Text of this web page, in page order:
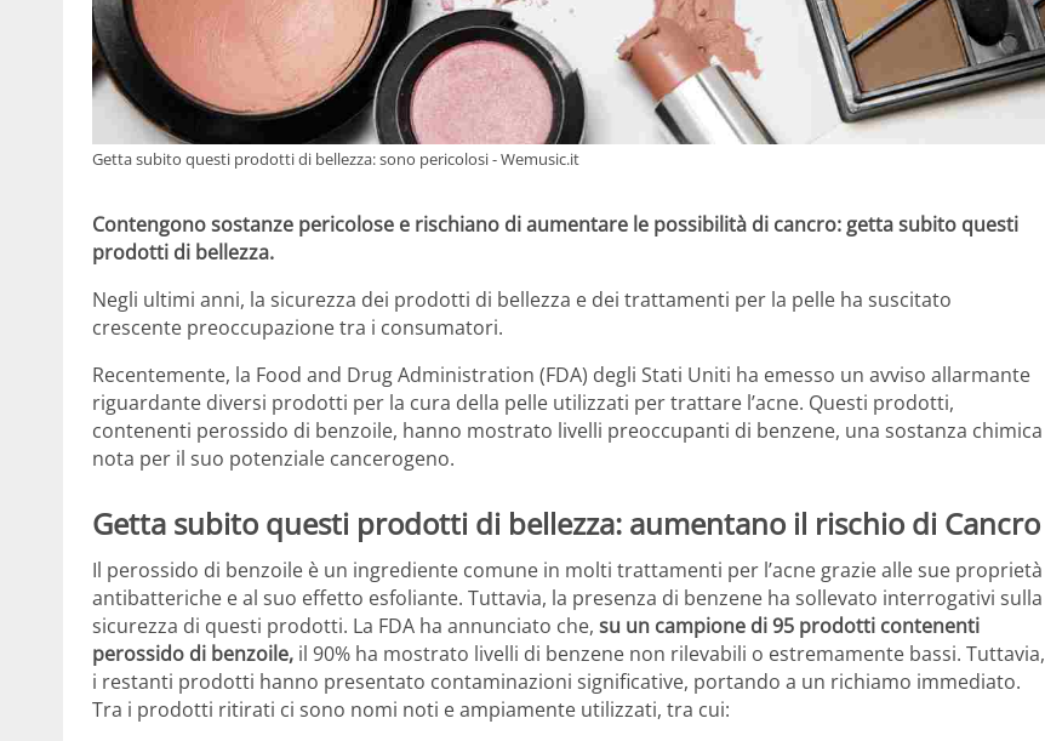
Getta subito questi prodotti di bellezza: sono pericolosi - Wemusic.it
Contengono sostanze pericolose e rischiano di aumentare le possibilità di cancro: getta subito questi
prodotti di bellezza.
Negli ultimi anni, la sicurezza dei prodotti di bellezza e dei trattamenti per la pelle ha suscitato
crescente preoccupazione tra i consumatori.
Recentemente, la Food and Drug Administration (FDA) degli Stati Uniti ha emesso un avviso allarmante
riguardante diversi prodotti per la cura della pelle utilizzati per trattare l’acne. Questi prodotti,
contenenti perossido di benzoile, hanno mostrato livelli preoccupanti di benzene, una sostanza chimica
nota per il suo potenziale cancerogeno.
Getta subito questi prodotti di bellezza: aumentano il rischio di Cancro
Il perossido di benzoile è un ingrediente comune in molti trattamenti per l’acne grazie alle sue proprietà
antibatteriche e al suo effetto esfoliante. Tuttavia, la presenza di benzene ha sollevato interrogativi sulla
sicurezza di questi prodotti. La FDA ha annunciato che, su un campione di 95 prodotti contenenti
perossido di benzoile, il 90% ha mostrato livelli di benzene non rilevabili o estremamente bassi. Tuttavia,
i restanti prodotti hanno presentato contaminazioni significative, portando a un richiamo immediato.
Tra i prodotti ritirati ci sono nomi noti e ampiamente utilizzati, tra cui: